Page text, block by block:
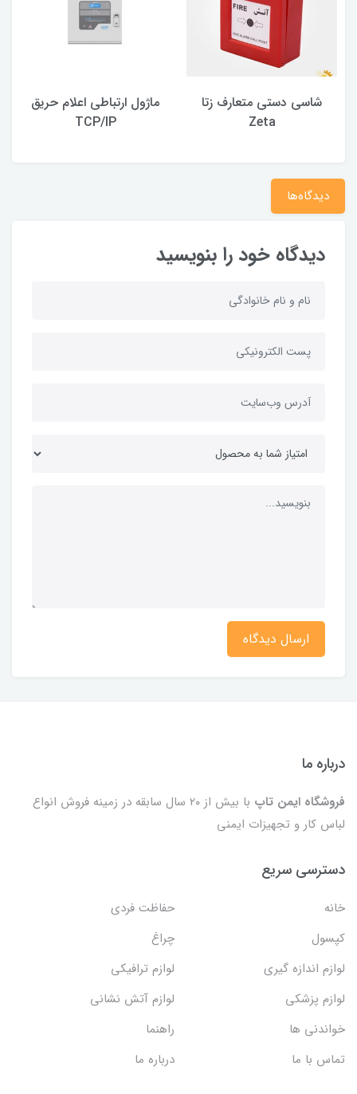
شاسی دستی متعارف زتا
Zeta
ماژول ارتباطی اعلام حریق
TCP/IP
دیدگاه‌ها
دیدگاه خود را بنویسید
ارسال دیدگاه
درباره ما
فروشگاه ایمن تاپ
با بیش از ۲۰ سال سابقه در زمینه فروش انواع
لباس کار و تجهیزات ایمنی
دسترسی سریع
خانه
حفاظت فردی
کپسول
چراغ
لوازم اندازه گیری
لوازم ترافیکی
لوازم پزشکی
لوازم آتش نشانی
خواندنی ها
راهنما
تماس با ما
درباره ما